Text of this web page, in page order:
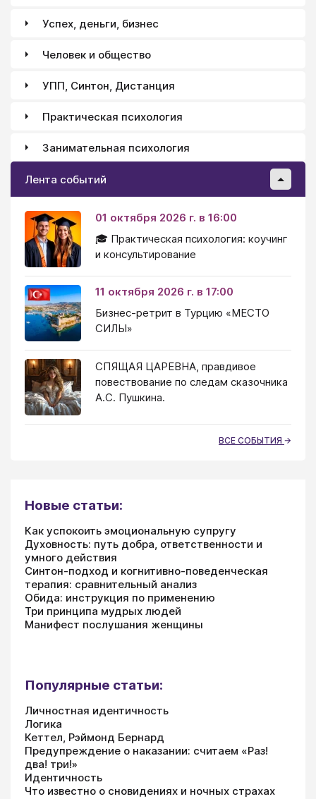
Успех, деньги, бизнес
Человек и общество
УПП, Синтон, Дистанция
Практическая психология
Занимательная психология
Лента событий
01 октября 2026 г. в 16:00
🎓 Практическая психология: коучинг
и консультирование
11 октября 2026 г. в 17:00
Бизнес-ретрит в Турцию «МЕСТО
СИЛЫ»
СПЯЩАЯ ЦАРЕВНА, правдивое
повествование по следам сказочника
А.С. Пушкина.
ВСЕ СОБЫТИЯ
Новые статьи:
Как успокоить эмоциональную супругу
Духовность: путь добра, ответственности и
умного действия
Синтон-подход и когнитивно-поведенческая
терапия: сравнительный анализ
Обида: инструкция по применению
Три принципа мудрых людей
Манифест послушания женщины
Популярные статьи:
Личностная идентичность
Логика
Кеттел, Рэймонд Бернард
Предупреждение о наказании: считаем «Раз!
два! три!»
Идентичность
Что известно о сновидениях и ночных страхах